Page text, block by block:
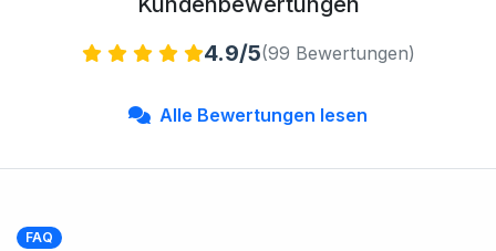
4.9/5(99 Bewertungen)
Alle Bewertungen lesen
FAQ